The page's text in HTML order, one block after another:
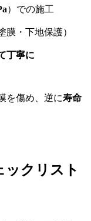
）での施工
膜・下地保護）
丁寧に
を傷め、逆に寿命
ックリスト